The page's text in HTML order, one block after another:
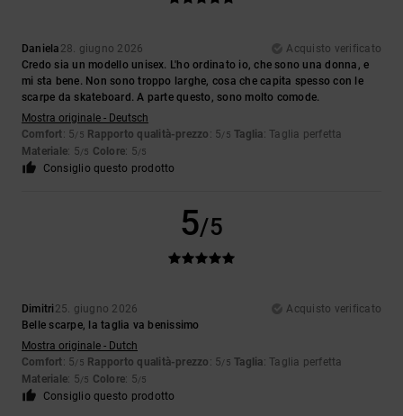
Daniela 28. giugno 2026
Acquisto verificato
Credo sia un modello unisex. L'ho ordinato io, che sono una donna, e
mi sta bene. Non sono troppo larghe, cosa che capita spesso con le
scarpe da skateboard. A parte questo, sono molto comode.
Mostra originale - Deutsch
Comfort: 5/5 Rapporto qualità-prezzo : 5/5 Taglia: Taglia perfetta
Materiale: 5/5 Colore: 5/5
Consiglio questo prodotto
5/5
Dimitri 25. giugno 2026
Acquisto verificato
Belle scarpe, la taglia va benissimo
Mostra originale - Dutch
Comfort: 5/5 Rapporto qualità-prezzo : 5/5 Taglia: Taglia perfetta
Materiale: 5/5 Colore: 5/5
Consiglio questo prodotto